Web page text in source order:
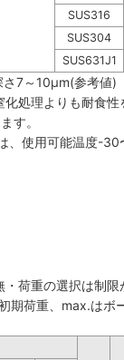
SUS316
SUS304
SUS631J1
7～10μm(参考値)
処理よりも耐食
す。
、使用可能温度-
荷重の選択は制
期荷重、max.は